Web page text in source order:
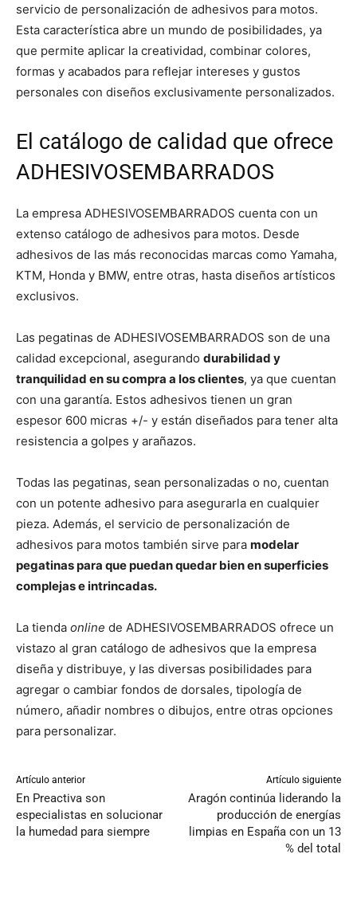
servicio de personalización de adhesivos para motos.
Esta característica abre un mundo de posibilidades, ya
que permite aplicar la creatividad, combinar colores,
formas y acabados para reflejar intereses y gustos
personales con diseños exclusivamente personalizados.
El catálogo de calidad que ofrece
ADHESIVOSEMBARRADOS
La empresa ADHESIVOSEMBARRADOS cuenta con un
extenso catálogo de adhesivos para motos. Desde
adhesivos de las más reconocidas marcas como Yamaha,
KTM, Honda y BMW, entre otras, hasta diseños artísticos
exclusivos.
Las pegatinas de ADHESIVOSEMBARRADOS son de una
calidad excepcional, asegurando durabilidad y
tranquilidad en su compra a los clientes, ya que cuentan
con una garantía. Estos adhesivos tienen un gran
espesor 600 micras +/- y están diseñados para tener alta
resistencia a golpes y arañazos.
Todas las pegatinas, sean personalizadas o no, cuentan
con un potente adhesivo para asegurarla en cualquier
pieza. Además, el servicio de personalización de
adhesivos para motos también sirve para modelar
pegatinas para que puedan quedar bien en superficies
complejas e intrincadas.
La tienda online de ADHESIVOSEMBARRADOS ofrece un
vistazo al gran catálogo de adhesivos que la empresa
diseña y distribuye, y las diversas posibilidades para
agregar o cambiar fondos de dorsales, tipología de
número, añadir nombres o dibujos, entre otras opciones
para personalizar.
Artículo anterior
En Preactiva son
especialistas en solucionar
la humedad para siempre
Artículo siguiente
Aragón continúa liderando la
producción de energías
limpias en España con un 13
% del total